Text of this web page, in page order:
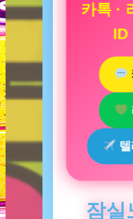
카톡 ·
ID
잠실